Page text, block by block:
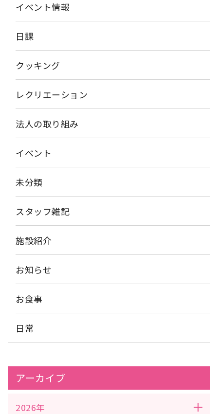
イベント情報
日課
クッキング
レクリエーション
法人の取り組み
イベント
未分類
スタッフ雑記
施設紹介
お知らせ
お食事
日常
アーカイブ
2026年